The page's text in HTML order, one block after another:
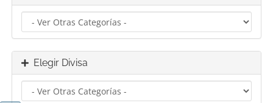
Elegir Divisa